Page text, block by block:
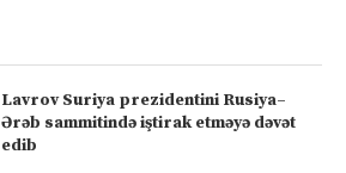
Lavrov Suriya prezidentini Rusiya–
Ərəb sammitində iştirak etməyə dəvət
edib